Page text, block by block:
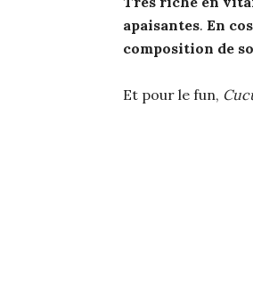
apaisantes. En
composition de
Et pour le fun,